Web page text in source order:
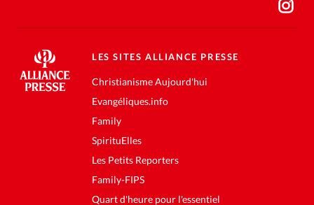
LES SITES ALLIANCE PRESSE
Christianisme Aujourd'hui
Evangéliques.info
Family
SpirituElles
Les Petits Reporters
Family-FIPS
Quart d'heure pour l'essentiel